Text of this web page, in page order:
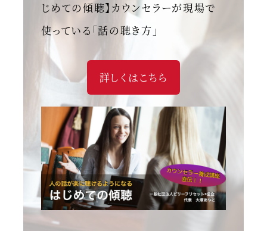
じめての傾聴】カウンセラーが現場で
使っている「話の聴き方」
詳しくはこちら